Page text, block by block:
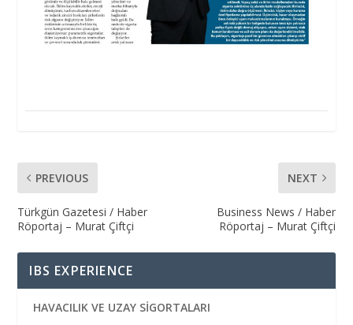
PREVIOUS
Türkgün Gazetesi / Haber
Röportaj – Murat Çiftçi
NEXT
Business News / Haber
Röportaj – Murat Çiftçi
IBS EXPERIENCE
HAVACILIK VE UZAY SİGORTALARI